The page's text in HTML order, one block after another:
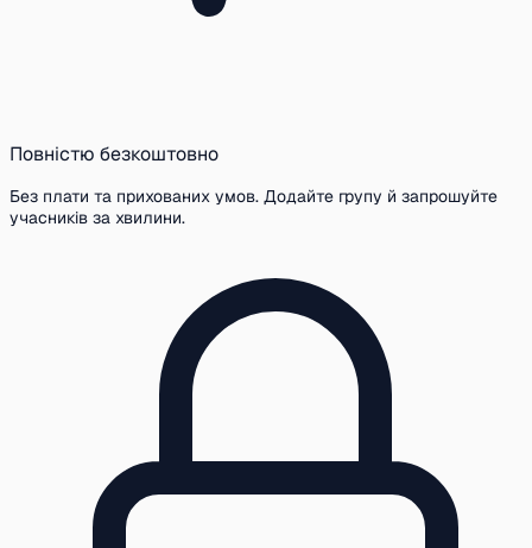
Повністю безкоштовно
Без плати та прихованих умов. Додайте групу й запрошуйте
учасників за хвилини.